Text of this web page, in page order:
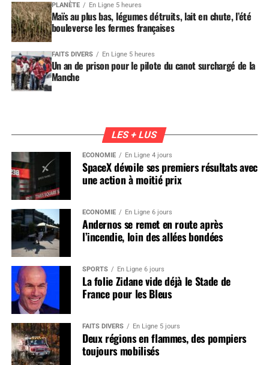
PLANÈTE En Ligne 5 heures
Maïs au plus bas, légumes détruits, lait en chute, l’été
bouleverse les fermes françaises
FAITS DIVERS En Ligne 5 heures
Un an de prison pour le pilote du canot surchargé de la
Manche
LES + LUS
ÉCONOMIE En Ligne 4 jours
SpaceX dévoile ses premiers résultats avec
une action à moitié prix
ÉCONOMIE En Ligne 6 jours
Andernos se remet en route après
l’incendie, loin des allées bondées
SPORTS En Ligne 6 jours
La folie Zidane vide déjà le Stade de
France pour les Bleus
FAITS DIVERS En Ligne 5 jours
Deux régions en flammes, des pompiers
toujours mobilisés